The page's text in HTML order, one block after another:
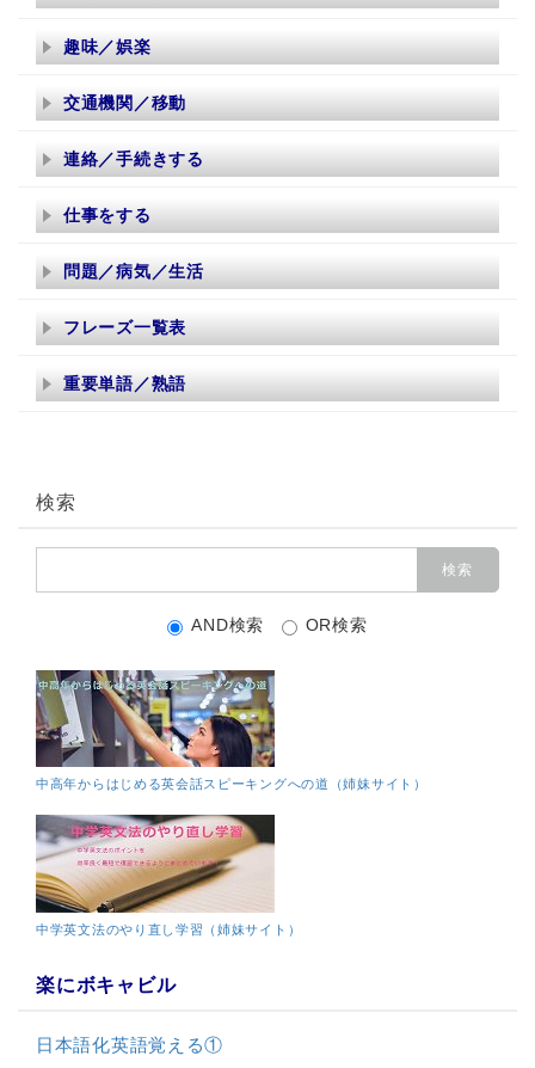
趣味／娯楽
交通機関／移動
連絡／手続きする
仕事をする
問題／病気／生活
フレーズ一覧表
重要単語／熟語
検索
AND検索 OR検索
中高年からはじめる英会話スピーキングへの道（姉妹サイト）
中学英文法のやり直し学習（姉妹サイト）
楽にボキャビル
日本語化英語覚える①